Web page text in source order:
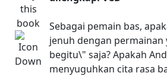
this
Sebagai pemain bas,
jenuh dengan
begitu\" saja? Apakah
menyuguhkan cita rasa